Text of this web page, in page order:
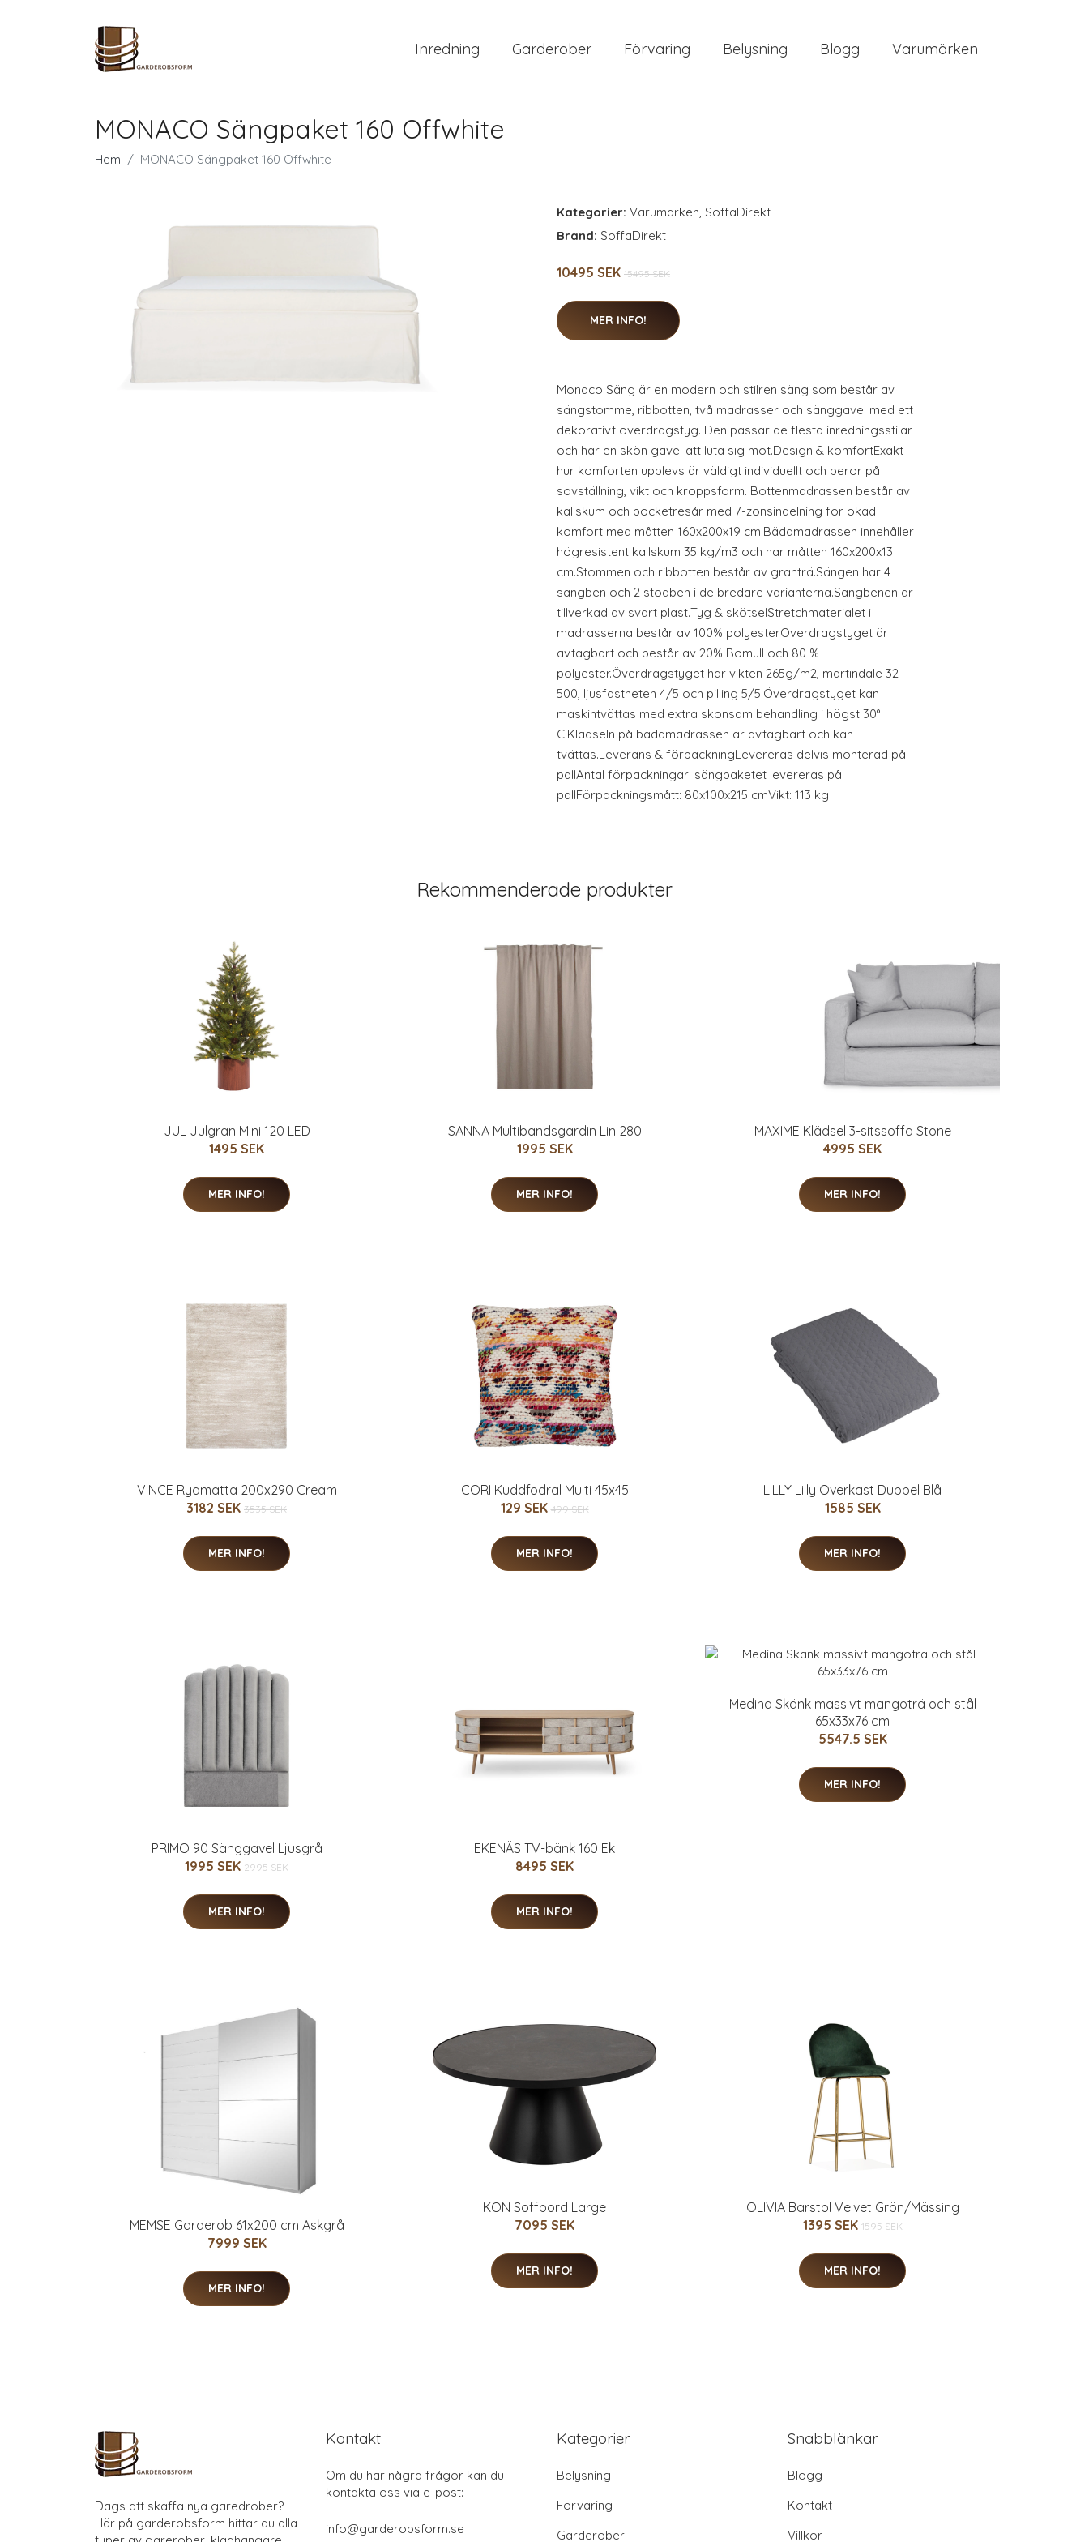
Inredning Garderober Förvaring Belysning Blogg Varumärken
MONACO Sängpaket 160 Offwhite
Hem MONACO Sängpaket 160 Offwhite
Kategorier: Varumärken, SoffaDirekt
Brand: SoffaDirekt
10495 SEK 15495 SEK
MER INFO!
Monaco Säng är en modern och stilren säng som består av
sängstomme, ribbotten, två madrasser och sänggavel med ett
dekorativt överdragstyg. Den passar de flesta inredningsstilar
och har en skön gavel att luta sig mot.Design & komfortExakt
hur komforten upplevs är väldigt individuellt och beror på
sovställning, vikt och kroppsform. Bottenmadrassen består av
kallskum och pocketresår med 7-zonsindelning för ökad
komfort med måtten 160x200x19 cm.Bäddmadrassen innehåller
högresistent kallskum 35 kg/m3 och har måtten 160x200x13
cm.Stommen och ribbotten består av granträ.Sängen har 4
sängben och 2 stödben i de bredare varianterna.Sängbenen är
tillverkad av svart plast.Tyg & skötselStretchmaterialet i
madrasserna består av 100% polyesterÖverdragstyget är
avtagbart och består av 20% Bomull och 80 %
polyester.Överdragstyget har vikten 265g/m2, martindale 32
500, ljusfastheten 4/5 och pilling 5/5.Överdragstyget kan
maskintvättas med extra skonsam behandling i högst 30°
C.Klädseln på bäddmadrassen är avtagbart och kan
tvättas.Leverans & förpackningLevereras delvis monterad på
pallAntal förpackningar: sängpaketet levereras på
pallFörpackningsmått: 80x100x215 cmVikt: 113 kg
Rekommenderade produkter
JUL Julgran Mini 120 LED
1495 SEK
MER INFO!
SANNA Multibandsgardin Lin 280
1995 SEK
MER INFO!
MAXIME Klädsel 3-sitssoffa Stone
4995 SEK
MER INFO!
VINCE Ryamatta 200x290 Cream
3182 SEK 3535 SEK
MER INFO!
CORI Kuddfodral Multi 45x45
129 SEK 499 SEK
MER INFO!
LILLY Lilly Överkast Dubbel Blå
1585 SEK
MER INFO!
PRIMO 90 Sänggavel Ljusgrå
1995 SEK 2995 SEK
MER INFO!
EKENÄS TV-bänk 160 Ek
8495 SEK
MER INFO!
Medina Skänk massivt mangoträ och stål
65x33x76 cm
5547.5 SEK
MER INFO!
MEMSE Garderob 61x200 cm Askgrå
7999 SEK
MER INFO!
KON Soffbord Large
7095 SEK
MER INFO!
OLIVIA Barstol Velvet Grön/Mässing
1395 SEK 1595 SEK
MER INFO!
Dags att skaffa nya garedrober?
Här på garderobsform hittar du alla
Kontakt
Om du har några frågor kan du
kontakta oss via e-post:
info@garderobsform.se
Kategorier
Belysning
Förvaring
Garderober
Snabblänkar
Blogg
Kontakt
Villkor